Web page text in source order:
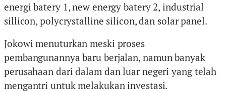
energi batery 1, new energy batery 2, industrial
sillicon, polycrystalline silicon, dan solar panel.
Jokowi menuturkan meski proses
pembangunannya baru berjalan, namun banyak
perusahaan dari dalam dan luar negeri yang telah
mengantri untuk melakukan investasi.